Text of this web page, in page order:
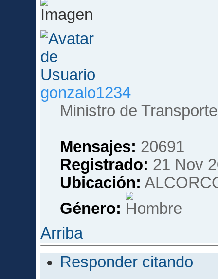
gonzalo1234
Ministro de Transporte
Mensajes: 20691
Registrado: 21 Nov
Ubicación:
Género:
Arriba
Responder citando